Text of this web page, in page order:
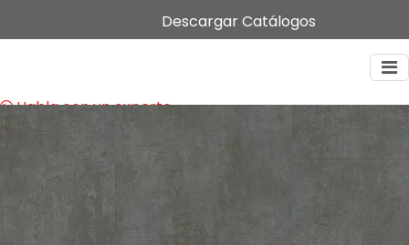
Descargar Catálogos
Habla con un experto